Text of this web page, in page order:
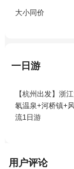
大小同价
一日游
【杭州出发】浙
氡温泉+河桥镇+
流1日游
用户评论